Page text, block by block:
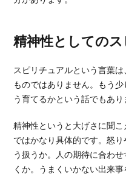
精神性としての
スピリチュアルという言葉
ものではありません。もう
う育てるかという話でもあり
精神性というと大げさに聞
ではかなり具体的です。怒
う扱うか。人の期待に合わ
くか。うまくいかない出来